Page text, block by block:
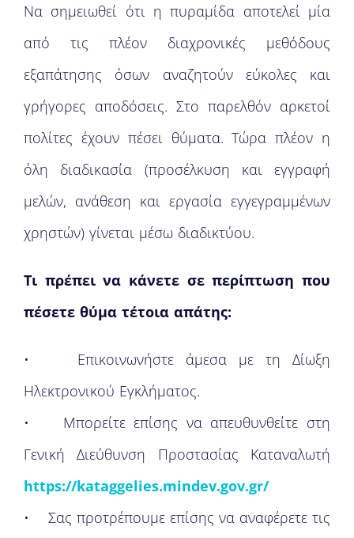
Να σημειωθεί ότι η πυραμίδα αποτελεί μία
από τις πλέον διαχρονικές μεθόδους
εξαπάτησης όσων αναζητούν εύκολες και
γρήγορες αποδόσεις. Στο παρελθόν αρκετοί
πολίτες έχουν πέσει θύματα. Τώρα πλέον η
όλη διαδικασία (προσέλκυση και εγγραφή
μελών, ανάθεση και εργασία εγγεγραμμένων
χρηστών) γίνεται μέσω διαδικτύου.
Τι πρέπει να κάνετε σε περίπτωση που
πέσετε θύμα τέτοια απάτης:
• Επικοινωνήστε άμεσα με τη Δίωξη
Ηλεκτρονικού Εγκλήματος.
• Μπορείτε επίσης να απευθυνθείτε στη
Γενική Διεύθυνση Προστασίας Καταναλωτή
https://kataggelies.mindev.gov.gr/
• Σας προτρέπουμε επίσης να αναφέρετε τις